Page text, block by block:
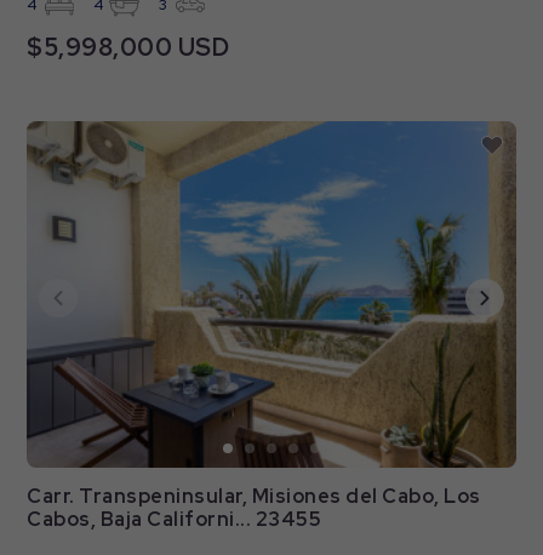
4 4 3
$5,998,000 USD
Carr. Transpeninsular, Misiones del Cabo, Los
Cabos, Baja Californi... 23455